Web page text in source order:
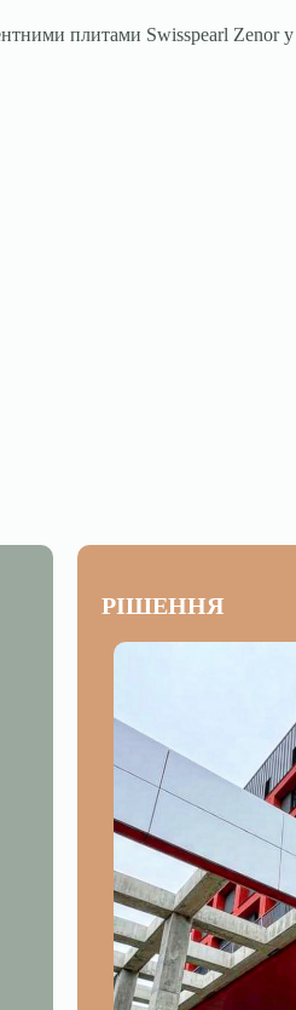
плитами Swisspearl Zenor у
РІШЕННЯ